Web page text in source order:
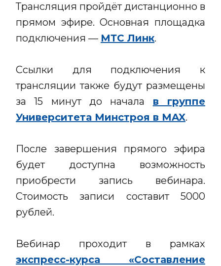
Трансляция пройдёт дистанционно в
прямом эфире. Основная площадка
подключения — МТС Линк.
Ссылки для подключения к
трансляции также будут размещены
за 15 минут до начала в группе
Университета Минстроя в MAX.
После завершения прямого эфира
будет доступна возможность
приобрести запись вебинара.
Стоимость записи составит 5000
рублей.
Вебинар проходит в рамках
экспресс-курса «Составление